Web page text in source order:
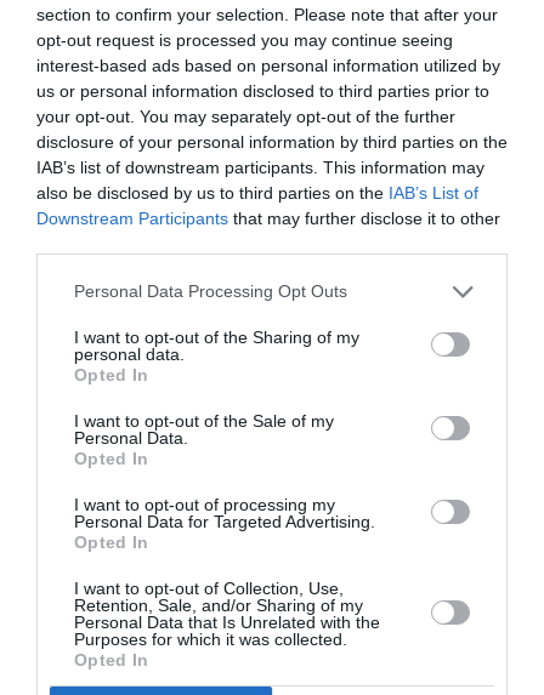
section to confirm your selection. Please note that after your
opt-out request is processed you may continue seeing
interest-based ads based on personal information utilized by
us or personal information disclosed to third parties prior to
your opt-out. You may separately opt-out of the further
disclosure of your personal information by third parties on the
IAB’s list of downstream participants. This information may
also be disclosed by us to third parties on the IAB’s List of
Downstream Participants that may further disclose it to other
Personal Data Processing Opt Outs
I want to opt-out of the Sharing of my
personal data.
Opted In
I want to opt-out of the Sale of my
Personal Data.
Opted In
I want to opt-out of processing my
Personal Data for Targeted Advertising.
Opted In
I want to opt-out of Collection, Use,
Retention, Sale, and/or Sharing of my
Personal Data that Is Unrelated with the
Purposes for which it was collected.
Opted In